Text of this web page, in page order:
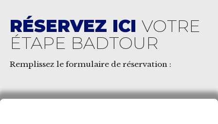
RÉSERVEZ ICI VOTRE
ÉTAPE BADTOUR
Remplissez le formulaire de réservation :